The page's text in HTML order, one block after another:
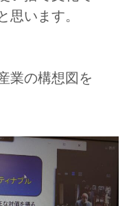
思います。
業の構想図を